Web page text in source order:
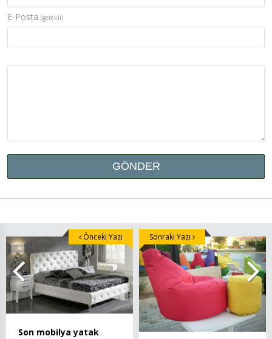
E-Posta (gerekli)
Son mobilya yatak
Önceki Yazı Sonraki Yazı